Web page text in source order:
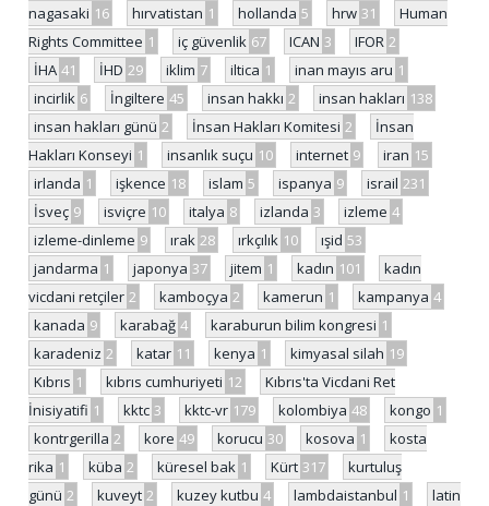
nagasaki 16 hırvatistan 1 hollanda 5 hrw 31
Human
Rights Committee 1 iç güvenlik 67 ICAN 3 IFOR 2
İHA 41 İHD 29 iklim 7 iltica 1 inan mayıs aru 1
incirlik 6 İngiltere 45 insan hakkı 2 insan hakları 138
insan hakları günü 2 İnsan Hakları Komitesi 2
İnsan
Hakları Konseyi 1 insanlık suçu 10 internet 9 iran 15
irlanda 1 işkence 18 islam 5 ispanya 9 israil 231
İsveç 9 isviçre 10 italya 8 izlanda 3 izleme 4
izleme-dinleme 9 ırak 28 ırkçılık 10 ışid 53
jandarma 1 japonya 37 jitem 1 kadın 101
kadın
vicdani retçiler 2 kamboçya 2 kamerun 1 kampanya 4
kanada 9 karabağ 4 karaburun bilim kongresi 1
karadeniz 2 katar 11 kenya 1 kimyasal silah 19
Kıbrıs 1 kıbrıs cumhuriyeti 12
Kıbrıs'ta Vicdani Ret
İnisiyatifi 1 kktc 3 kktc-vr 179 kolombiya 48 kongo 1
kontrgerilla 2 kore 49 korucu 30 kosova 1
kosta
rika 1 küba 2 küresel bak 1 Kürt 317
kurtuluş
günü 2 kuveyt 2 kuzey kutbu 4 lambdaistanbul 1
latin